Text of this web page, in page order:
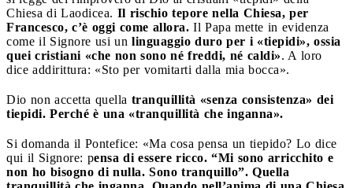
Chiesa di Laodicea. Il rischio tepore nella Chiesa, per
Francesco, c’è oggi come allora. Il Papa mette in evidenza
come il Signore usi un linguaggio duro per i «tiepidi», ossia
quei cristiani «che non sono né freddi, né caldi». A loro
dice addirittura: «Sto per vomitarti dalla mia bocca».
Dio non accetta quella tranquillità «senza consistenza» dei
tiepidi. Perché è una «tranquillità che inganna».
Si domanda il Pontefice: «Ma cosa pensa un tiepido? Lo dice
qui il Signore: pensa di essere ricco. “Mi sono arricchito e
non ho bisogno di nulla. Sono tranquillo”. Quella